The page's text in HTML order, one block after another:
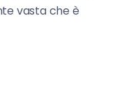
vasta che è